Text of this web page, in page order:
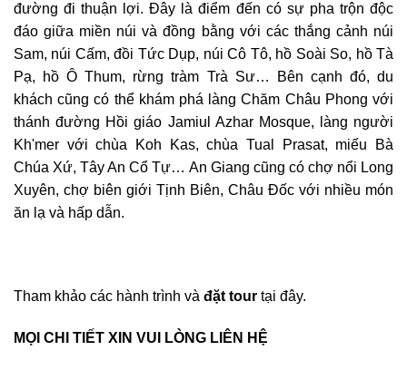
đường đi thuận lợi. Đây là điểm đến có sự pha trộn độc
đáo giữa miền núi và đồng bằng với các thắng cảnh núi
Sam, núi Cấm, đồi Tức Dụp, núi Cô Tô, hồ Soài So, hồ Tà
Pạ, hồ Ô Thum, rừng tràm Trà Sư… Bên cạnh đó, du
khách cũng có thể khám phá làng Chăm Châu Phong với
thánh đường Hồi giáo Jamiul Azhar Mosque, làng người
Kh'mer với chùa Koh Kas, chùa Tual Prasat, miếu Bà
Chúa Xứ, Tây An Cổ Tự… An Giang cũng có chợ nổi Long
Xuyên, chợ biên giới Tịnh Biên, Châu Đốc với nhiều món
ăn lạ và hấp dẫn.
Tham khảo các hành trình và đặt tour tại đây.
MỌI CHI TIẾT XIN VUI LÒNG LIÊN HỆ